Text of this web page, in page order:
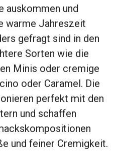
auskommen und
warme Jahreszeit
gefragt sind in den
Sorten wie die
Minis oder cremige
oder Caramel. Die
perfekt mit den
und schaffen
und feiner Cremigkeit.